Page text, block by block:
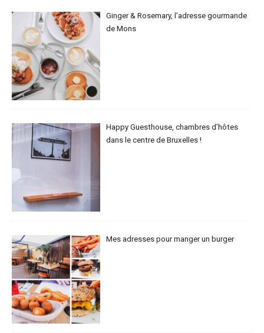
Ginger & Rosemary, l’adresse gourmande
de Mons
Happy Guesthouse, chambres d’hôtes
dans le centre de Bruxelles !
Mes adresses pour manger un burger